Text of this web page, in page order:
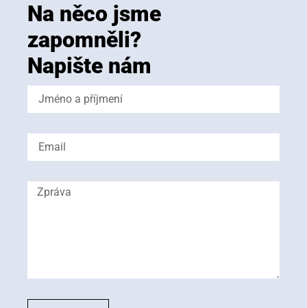
Na něco jsme
zapomněli?
Napište nám